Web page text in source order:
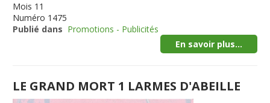
Mois 11
Numéro 1475
Publié dans Promotions - Publicités
En savoir plus...
LE GRAND MORT 1 LARMES D'ABEILLE